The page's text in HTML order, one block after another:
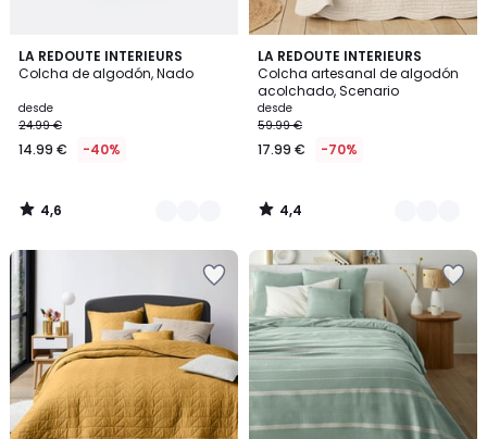
LA REDOUTE INTERIEURS
Colcha de algodón, Nado
desde
24.99 €
14.99 € -40%
4,6
/ 5
3
Colores
4,6
/
LA REDOUTE INTERIEURS
Colcha artesanal de algodón
acolchado, Scenario
desde
59.99 €
17.99 € -70%
4,4
/ 5
9
Colores
4,4
/